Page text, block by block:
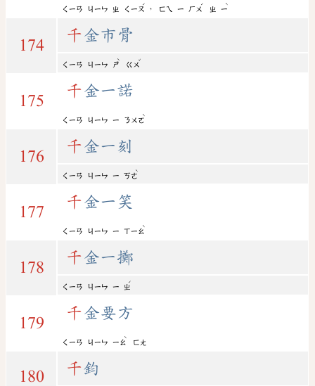
ㄑㄧㄢ ㄐㄧㄣ ㄓ ㄑㄧㄡ
ˊ
， ㄈㄟ ㄧ ㄏㄨ
ˊ
ㄓ ㄧ
ˋ
174
千金市骨
ㄑㄧㄢ ㄐㄧㄣ ㄕ
ˋ
ㄍㄨ
ˇ
175
千金一諾
ㄑㄧㄢ ㄐㄧㄣ ㄧ ㄋㄨㄛ
ˋ
176
千金一刻
ㄑㄧㄢ ㄐㄧㄣ ㄧ ㄎㄜ
ˋ
177
千金一笑
ㄑㄧㄢ ㄐㄧㄣ ㄧ ㄒㄧㄠ
ˋ
178
千金一擲
ㄑㄧㄢ ㄐㄧㄣ ㄧ ㄓ
ˊ
179
千金要方
ㄑㄧㄢ ㄐㄧㄣ ㄧㄠ
ˋ
ㄈㄤ
180 千鈞